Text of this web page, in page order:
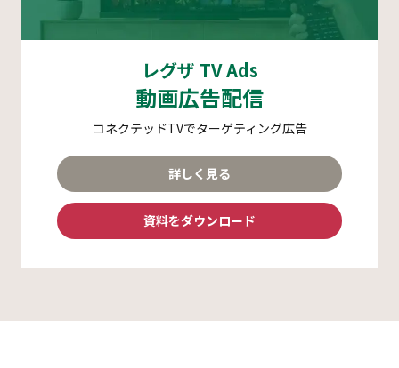
レグザ TV Ads
動画広告配信
コネクテッドTVでターゲティング広告
詳しく見る
資料をダウンロード